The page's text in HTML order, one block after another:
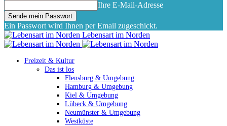
Ihre E-Mail-Adresse
Ein Passwort wird Ihnen per Email zugeschickt.
Lebensart im Norden
Freizeit & Kultur
Das ist los
Flensburg & Umgebung
Hamburg & Umgebung
Kiel & Umgebung
Lübeck & Umgebung
Neumünster & Umgebung
Westküste